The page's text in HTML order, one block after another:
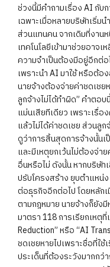
ช่วงนี้มีคำถามเรื่อง AI กับ
เฉพาะเมื่อหลายบริษัทเริ่ม
ส่วนแทนคน จากเดิมที่งาน
เทคโนโลยีเข้ามาช่วยอาจ
ความจำเป็นต้องมีอยู่อีกต่อ
เพราะนำ AI มาใช้ หรือต้
นายจ้างต้องจ่ายค่าชดเชย
ลูกจ้างไม่ได้ทำผิด” คำตอบ
แม่นเสียทีเดียว เพราะเรื่อ
แล้วไม่ได้ค่าชดเชย ส่วนลู
ดูว่าการสิ้นสุดการจ้างนั้นเ
และมีเหตุยกเว้นไม่ต้องจ่
อื่นหรือไม่ ดังนั้น หากบริษัท
ปรับโครงสร้าง ยุบตำแหน่
ต่อธุรกิจอีกต่อไป โดยหลักเ
ตามกฎหมาย นายจ้างก็ยัง
มาตรา 118 การเรียกเหตุ
Reduction” หรือ “AI
ชดเชยหายไปเพราะชื่อที่ใ
ประเด็นที่ต้องระวังมากกว่